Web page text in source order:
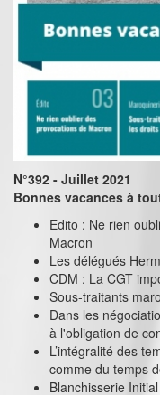
N°392 - Juillet 2021
Bonnes vacances à
Edito : Ne rien
Macron
Les délégués
CDM : La CGT
Sous-traitants
Dans les
à l'obligation de
L’intégralité des
comme du temps
Blanchisserie